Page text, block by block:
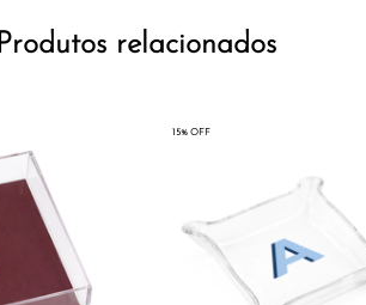
Produtos relacionados
15% OFF